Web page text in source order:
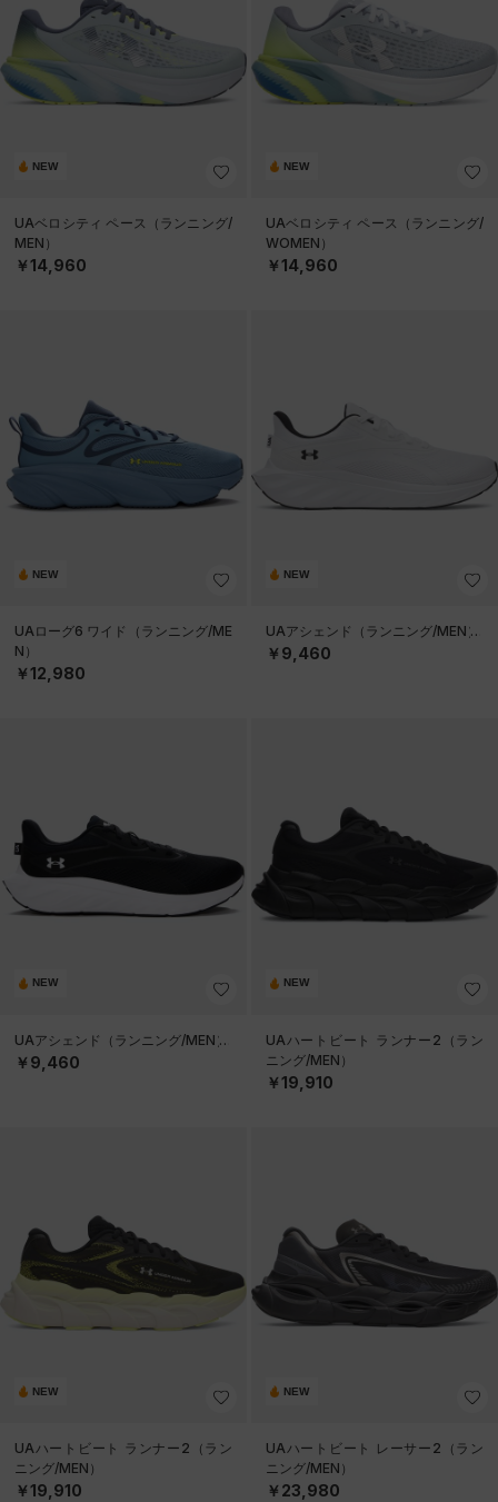
NEW
UAベロシティ ペース（ランニング/
MEN）
￥14,960
NEW
UAベロシティ ペース（ランニング/
WOMEN）
￥14,960
NEW
UAローグ6 ワイド（ランニング/ME
N）
￥12,980
NEW
UAアシェンド（ランニング/MEN）
￥9,460
NEW
UAアシェンド（ランニング/MEN）
￥9,460
NEW
UAハートビート ランナー2（ラン
ニング/MEN）
￥19,910
NEW
UAハートビート ランナー2（ラン
ニング/MEN）
￥19,910
NEW
UAハートビート レーサー2（ラン
ニング/MEN）
￥23,980